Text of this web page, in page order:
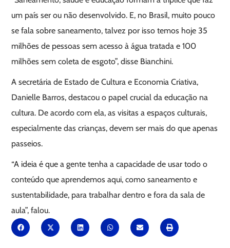
um país ser ou não desenvolvido. E, no Brasil, muito pouco
se fala sobre saneamento, talvez por isso temos hoje 35
milhões de pessoas sem acesso à água tratada e 100
milhões sem coleta de esgoto”, disse Bianchini.
A secretária de Estado de Cultura e Economia Criativa,
Danielle Barros, destacou o papel crucial da educação na
cultura. De acordo com ela, as visitas a espaços culturais,
especialmente das crianças, devem ser mais do que apenas
passeios.
“A ideia é que a gente tenha a capacidade de usar todo o
conteúdo que aprendemos aqui, como saneamento e
sustentabilidade, para trabalhar dentro e fora da sala de
aula”, falou.